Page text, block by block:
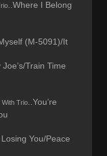
..Where I Belong
(M-5091)/It
Train Time
With Trio
..You’re
You/Peace